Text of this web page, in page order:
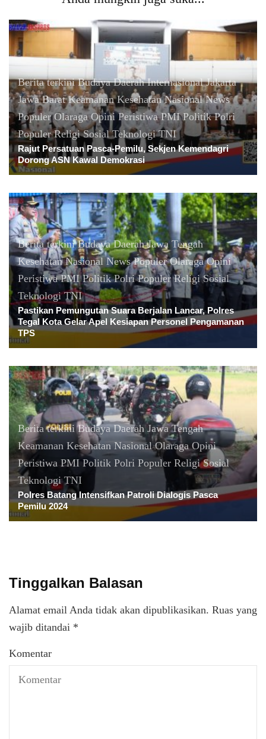
Berita terkini Budaya Daerah Internasional Jakarta
Jawa Barat Keamanan Kesehatan Nasional News
Populer Olaraga Opini Peristiwa PMI Politik Polri
Populer Religi Sosial Teknologi TNI
Rajut Persatuan Pasca-Pemilu, Sekjen Kemendagri
Dorong ASN Kawal Demokrasi
Berita terkini Budaya Daerah Jawa Tengah
Kesehatan Nasional News Populer Olaraga Opini
Peristiwa PMI Politik Polri Populer Religi Sosial
Teknologi TNI
Pastikan Pemungutan Suara Berjalan Lancar, Polres
Tegal Kota Gelar Apel Kesiapan Personel Pengamanan
TPS
Berita terkini Budaya Daerah Jawa Tengah
Keamanan Kesehatan Nasional Olaraga Opini
Peristiwa PMI Politik Polri Populer Religi Sosial
Teknologi TNI
Polres Batang Intensifkan Patroli Dialogis Pasca
Pemilu 2024
Tinggalkan Balasan
Alamat email Anda tidak akan dipublikasikan. Ruas yang
wajib ditandai *
Komentar